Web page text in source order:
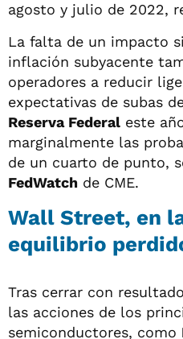
agosto y julio de 2022,
La falta de un impacto
inflación subyacente
operadores a reducir
expectativas de subas
Reserva Federal este
marginalmente las
de un cuarto de punto,
FedWatch de CME.
Wall Street, en
equilibrio
Tras cerrar con
las acciones de los
semiconductores, como